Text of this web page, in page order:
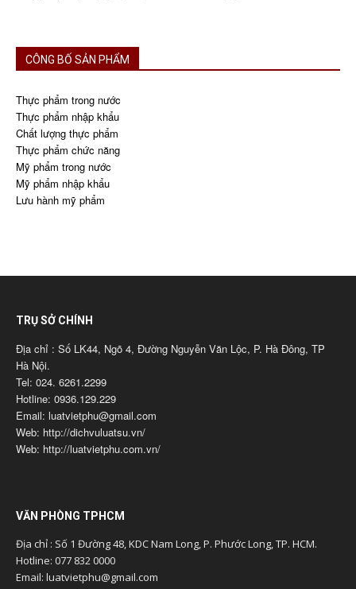
CÔNG BỐ SẢN PHẨM
Thực phẩm trong nước
Thực phẩm nhập khẩu
Chất lượng thực phẩm
Thực phẩm chức năng
Mỹ phẩm trong nước
Mỹ phẩm nhập khẩu
Lưu hành mỹ phẩm
TRỤ SỞ CHÍNH
Địa chỉ : Số LK44, Ngõ 4, Đường Nguyễn Văn Lộc, P. Hà Đông, TP
Hà Nội.
Tel: 024. 6261.2299
Hotline: 0936.129.229
Email: luatvietphu@gmail.com
Web: http://dichvuluatsu.vn/
Web: http://luatvietphu.com.vn/
VĂN PHÒNG TPHCM
Địa chỉ : Số 1 Đường 48, KDC Nam Long, P. Phước Long, TP. HCM.
Hotline: 077 832 0000
Email: luatvietphu@gmail.com